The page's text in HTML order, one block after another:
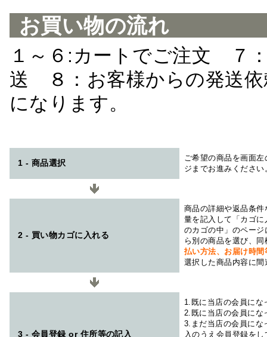
お買い物の流れ
１～６:カートでご注文 ７
送 ８：お客様からの発送
になります。
1 - 商品選択
ご希望の商品を画面
ジまでお進みください
2 - 買い物カゴに入れる
商品の詳細や返品条
量を記入して「カゴ
のカゴの中」のペー
ら別の商品を選び、
払い方法、お届け時
選択した商品内容に
3 - 会員登録 or 住所等の記入
1.既に当店の会員にな
2.既に当店の会員にな
3.まだ当店の会員にな
入のうえ会員登録を